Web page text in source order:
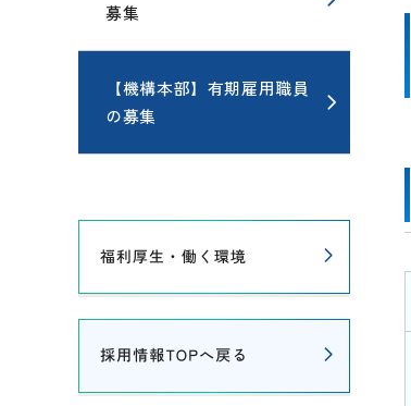
募集
【機構本部】有期雇用職員
の募集